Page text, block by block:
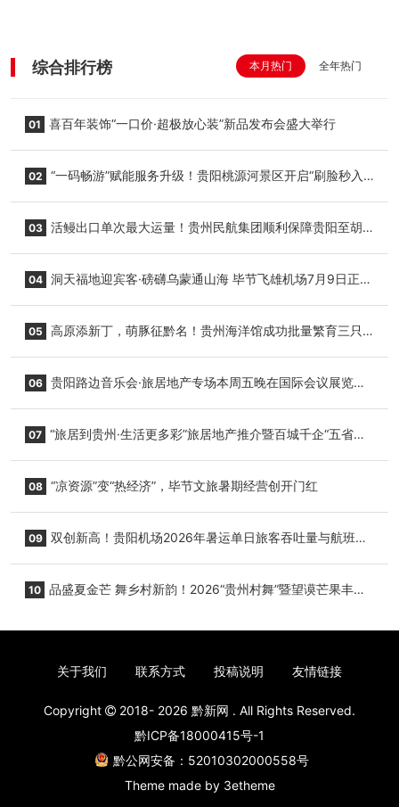
综合排行榜 本月热门 全年热门
01 喜百年装饰“一口价·超极放心装”新品发布会盛大举行
02 “一码畅游”赋能服务升级！贵阳桃源河景区开启“刷脸秒入
03 活鳗出口单次最大运量！贵州民航集团顺利保障贵阳至胡
04 洞天福地迎宾客·磅礴乌蒙通山海 毕节飞雄机场7月9日正式
05 高原添新丁，萌豚征黔名！贵州海洋馆成功批量繁育三只
06 贵阳路边音乐会·旅居地产专场本周五晚在国际会议展览中
07 “旅居到贵州·生活更多彩”旅居地产推介暨百城千企“五省
08 “凉资源”变“热经济”，毕节文旅暑期经营创开门红
09 双创新高！贵阳机场2026年暑运单日旅客吞吐量与航班起
10 品盛夏金芒 舞乡村新韵！2026“贵州村舞”暨望谟芒果丰收
关于我们 联系方式 投稿说明 友情链接
Copyright 2018- 2026 黔新网 . All Rights Reserved.
黔ICP备18000415号-1
黔公网安备：52010302000558号
Theme made by 3etheme